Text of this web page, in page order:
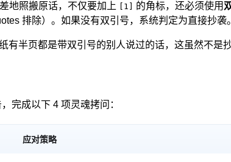
地照搬原话，不仅要加上 [1] 的角标，还必须使用
排除）。如果没有双引号，系统判定为直接抄袭。
有半页都是带双引号的别人说过的话，这虽然不是
完成以下 4 项灵魂拷问：
应对策略